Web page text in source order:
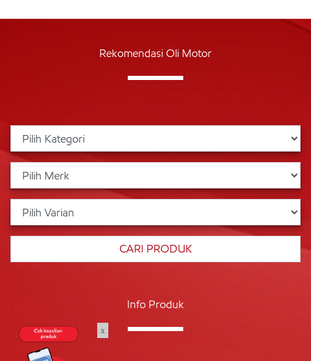
Rekomendasi Oli Motor
Info Produk
x